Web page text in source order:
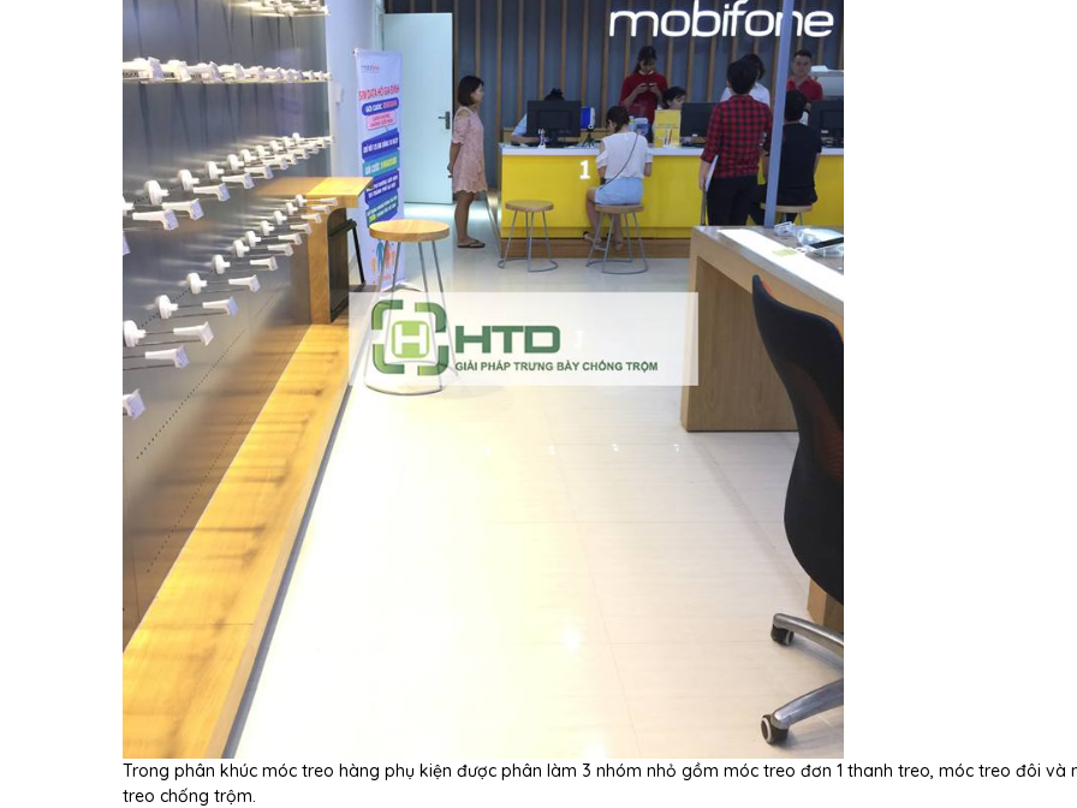
Trong phân khúc móc treo hàng phụ kiện được phân làm 3 nhóm nhỏ gồm móc treo đơn 1 thanh treo, móc treo đôi và
treo chống trộm.